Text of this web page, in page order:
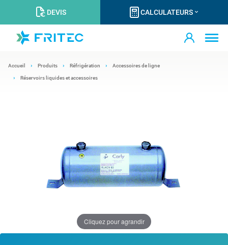
DEVIS CALCULATEURS
Accueil Produits Réfrigération Accessoires de ligne
Réservoirs liquides et accessoires
Cliquez pour agrandir